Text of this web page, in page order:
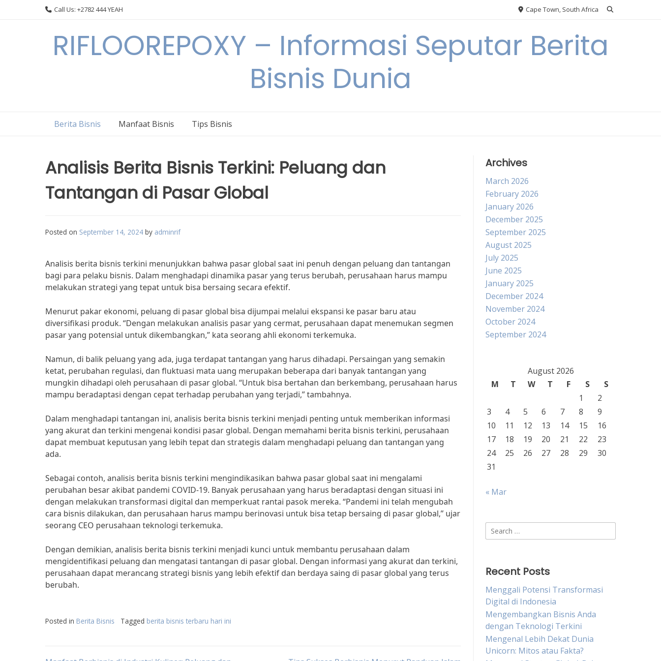
Call Us: +2782 444 YEAH Cape Town, South Africa
RIFLOOREPOXY – Informasi Seputar Berita
Bisnis Dunia
Berita Bisnis Manfaat Bisnis Tips Bisnis
Analisis Berita Bisnis Terkini: Peluang dan
Tantangan di Pasar Global
Posted on September 14, 2024 by adminrif
Analisis berita bisnis terkini menunjukkan bahwa pasar global saat ini penuh dengan peluang dan tantangan
bagi para pelaku bisnis. Dalam menghadapi dinamika pasar yang terus berubah, perusahaan harus mampu
melakukan strategi yang tepat untuk bisa bersaing secara efektif.
Menurut pakar ekonomi, peluang di pasar global bisa dijumpai melalui ekspansi ke pasar baru atau
diversifikasi produk. “Dengan melakukan analisis pasar yang cermat, perusahaan dapat menemukan segmen
pasar yang potensial untuk dikembangkan,” kata seorang ahli ekonomi terkemuka.
Namun, di balik peluang yang ada, juga terdapat tantangan yang harus dihadapi. Persaingan yang semakin
ketat, perubahan regulasi, dan fluktuasi mata uang merupakan beberapa dari banyak tantangan yang
mungkin dihadapi oleh perusahaan di pasar global. “Untuk bisa bertahan dan berkembang, perusahaan harus
mampu beradaptasi dengan cepat terhadap perubahan yang terjadi,” tambahnya.
Dalam menghadapi tantangan ini, analisis berita bisnis terkini menjadi penting untuk memberikan informasi
yang akurat dan terkini mengenai kondisi pasar global. Dengan memahami berita bisnis terkini, perusahaan
dapat membuat keputusan yang lebih tepat dan strategis dalam menghadapi peluang dan tantangan yang
ada.
Sebagai contoh, analisis berita bisnis terkini mengindikasikan bahwa pasar global saat ini mengalami
perubahan besar akibat pandemi COVID-19. Banyak perusahaan yang harus beradaptasi dengan situasi ini
dengan melakukan transformasi digital dan memperkuat rantai pasok mereka. “Pandemi ini telah mengubah
cara bisnis dilakukan, dan perusahaan harus mampu berinovasi untuk bisa tetap bersaing di pasar global,” ujar
seorang CEO perusahaan teknologi terkemuka.
Dengan demikian, analisis berita bisnis terkini menjadi kunci untuk membantu perusahaan dalam
mengidentifikasi peluang dan mengatasi tantangan di pasar global. Dengan informasi yang akurat dan terkini,
perusahaan dapat merancang strategi bisnis yang lebih efektif dan berdaya saing di pasar global yang terus
berubah.
Posted in Berita Bisnis Tagged berita bisnis terbaru hari ini
Archives
March 2026
February 2026
January 2026
December 2025
September 2025
August 2025
July 2025
June 2025
January 2025
December 2024
November 2024
October 2024
September 2024
August 2026
M
T W T F S
S
1
2
3
4 5 6 7 8
9
10
11 12 13 14 15
16
17
18 19 20 21 22
23
24
25 26 27 28 29
30
31
« Mar
Search
for:
Recent Posts
Menggali Potensi Transformasi
Digital di Indonesia
Mengembangkan Bisnis Anda
dengan Teknologi Terkini
Mengenal Lebih Dekat Dunia
Unicorn: Mitos atau Fakta?